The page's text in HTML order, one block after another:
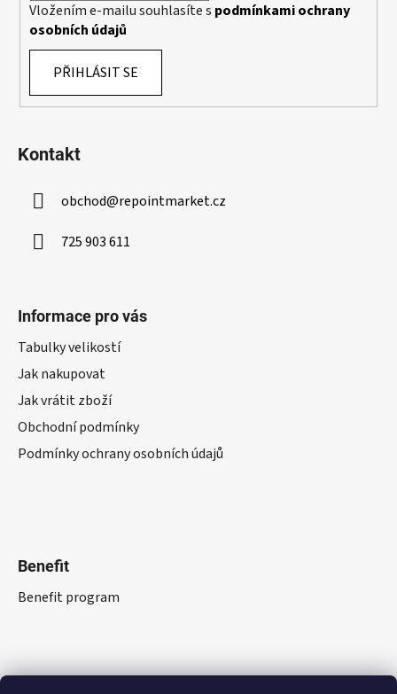
Vložením e-mailu souhlasíte s podmínkami ochrany
osobních údajů
PŘIHLÁSIT SE
Kontakt
obchod@repointmarket.cz
725 903 611
Informace pro vás
Tabulky velikostí
Jak nakupovat
Jak vrátit zboží
Obchodní podmínky
Podmínky ochrany osobních údajů
Benefit
Benefit program